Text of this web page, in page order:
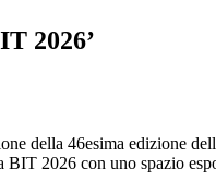
2026’
della 46esima edizione
2026 con uno spazio